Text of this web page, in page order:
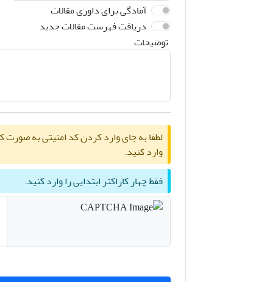
آمادگی برای داوری مقالات
دریافت فهرست مقالات جدید
توضیحات
وارد کنید.
فقط چهار کاراکتر ابتدایی را وارد کنید.